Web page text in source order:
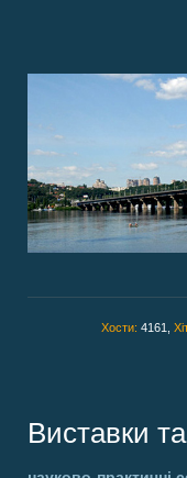
Хости: 4161,
Виставки